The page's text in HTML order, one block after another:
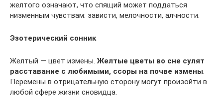
желтого означают, что спящий может поддаться
низменным чувствам: зависти, мелочности, алчности.
Эзотерический сонник
Желтый — цвет измены. Желтые цветы во сне сулят
расставание с любимыми, ссоры на почве измены.
Перемены в отрицательную сторону могут произойти в
любой сфере жизни сновидца.